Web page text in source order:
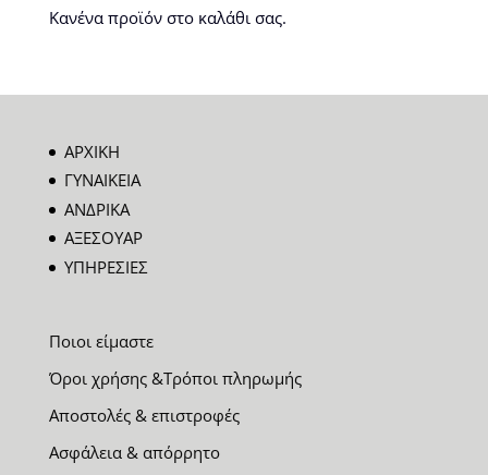
Κανένα προϊόν στο καλάθι σας.
ΑΡΧΙΚΗ
ΓΥΝΑΙΚΕΙΑ
ΑΝΔΡΙΚΑ
ΑΞΕΣΟΥΑΡ
ΥΠΗΡΕΣΙΕΣ
Ποιοι είμαστε
Όροι χρήσης &Τρόποι πληρωμής
Αποστολές & επιστροφές
Ασφάλεια & απόρρητο